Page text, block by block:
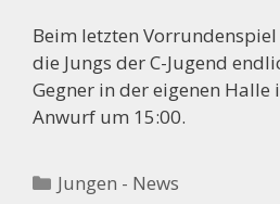
Beim letzten
die Jungs der C-Jugend
Gegner in der eigenen Halle
Anwurf um 15:00.
Kategorien
Jungen - News